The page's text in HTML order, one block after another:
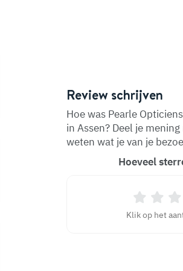
Review schrijven
Hoe was Pearle
in Assen? Deel je
weten wat je van je
Hoeveel
Klik op het